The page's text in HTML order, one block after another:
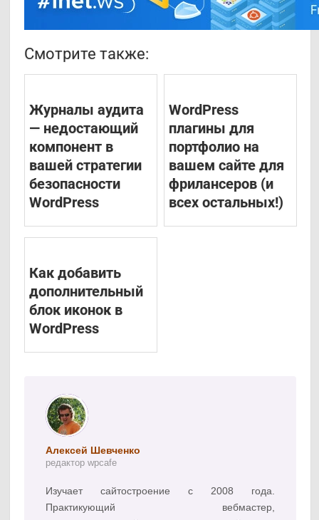
Смотрите также:
Журналы аудита
— недостающий
компонент в
вашей стратегии
безопасности
WordPress
WordPress
плагины для
портфолио на
вашем сайте для
фрилансеров (и
всех остальных!)
Как добавить
дополнительный
блок иконок в
WordPress
Алексей Шевченко
редактор wpcafe
Изучает сайтостроение с 2008 года.
Практикующий вебмастер,